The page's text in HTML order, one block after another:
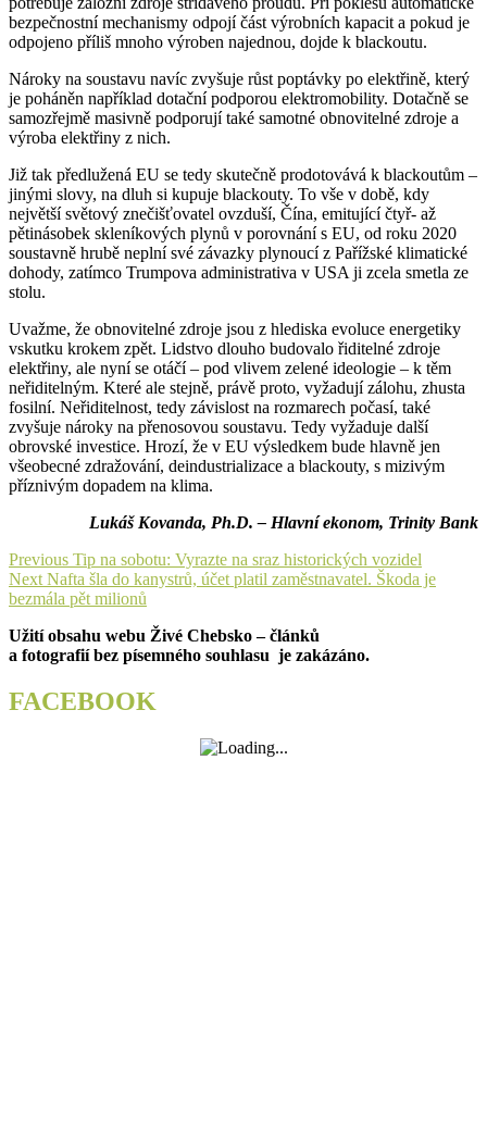
bezpečnostní mechanismy odpojí část výrobních kapacit a pokud je
odpojeno příliš mnoho výroben najednou, dojde k blackoutu.
Nároky na soustavu navíc zvyšuje růst poptávky po elektřině, který
je poháněn například dotační podporou elektromobility. Dotačně se
samozřejmě masivně podporují také samotné obnovitelné zdroje a
výroba elektřiny z nich.
Již tak předlužená EU se tedy skutečně prodotovává k blackoutům –
jinými slovy, na dluh si kupuje blackouty. To vše v době, kdy
největší světový znečišťovatel ovzduší, Čína, emitující čtyř- až
pětinásobek skleníkových plynů v porovnání s EU, od roku 2020
soustavně hrubě neplní své závazky plynoucí z Pařížské klimatické
dohody, zatímco Trumpova administrativa v USA ji zcela smetla ze
stolu.
Uvažme, že obnovitelné zdroje jsou z hlediska evoluce energetiky
vskutku krokem zpět. Lidstvo dlouho budovalo řiditelné zdroje
elektřiny, ale nyní se otáčí – pod vlivem zelené ideologie – k těm
neřiditelným. Které ale stejně, právě proto, vyžadují zálohu, zhusta
fosilní. Neřiditelnost, tedy závislost na rozmarech počasí, také
zvyšuje nároky na přenosovou soustavu. Tedy vyžaduje další
obrovské investice. Hrozí, že v EU výsledkem bude hlavně jen
všeobecné zdražování, deindustrializace a blackouty, s mizivým
příznivým dopadem na klima.
Lukáš Kovanda, Ph.D. – Hlavní ekonom, Trinity Bank
Navigace
pro
příspěvek
Previous Previous
post:
Tip na sobotu: Vyrazte na sraz historických vozidel
Next Next
post:
Nafta šla do kanystrů, účet platil zaměstnavatel. Škoda je
bezmála pět milionů
Užití obsahu webu Živé Chebsko – článků
a fotografií bez písemného souhlasu je zakázáno.
FACEBOOK